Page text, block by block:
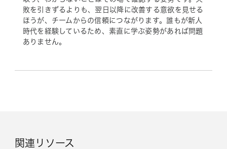
敗を引きずるよりも、翌日以降に改善する意欲を見せる
ほうが、チームからの信頼につながります。誰もが新人
時代を経験しているため、素直に学ぶ姿勢があれば問題
ありません。
関連リソース